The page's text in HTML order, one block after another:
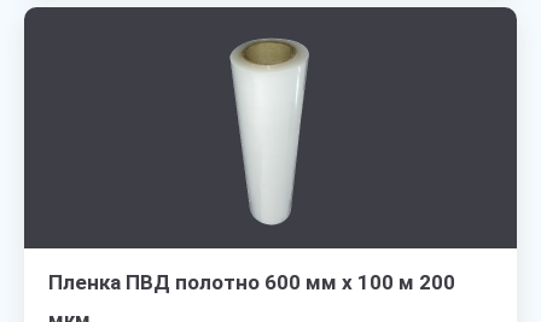
Пленка ПВД полотно 600 мм х 100 м 200